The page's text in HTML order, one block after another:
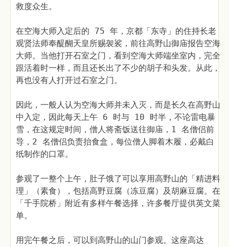
救度众生。
在空海大师入定后的 75 年，京都「东寺」的住持长老
观贤法师奉醍醐天皇所赐袈裟，前往高野山御庙报告空海
大师。当他打开石室之门，看到空海大师端坐室内，完全
跟活着时一样，而且还长出了不少的胡子和头发。从此，
再也没有人打开过石室之门。
因此，一般人认为空海大师并未入灭，而是长久在高野山
中入定，因此每天上午 6 时与 10 时半，不论雷电暴
雪，在这规定时间，僧人将斋饭送往御庙，1 名僧侣前
导，2 名僧侣负责抬食盒，每位僧人脚着木履，必戴白
纸制作的口罩。
参观了一整个上午，肚子饿了可以享用高野山的「精进料
理」（素食），包括高野豆腐（冻豆腐）及胡麻豆腐。在
「千手院桥」附近有多样午餐选择，许多餐厅提供英文菜
单。
用完午餐之后，可以到高野山的山门参观。这座高达